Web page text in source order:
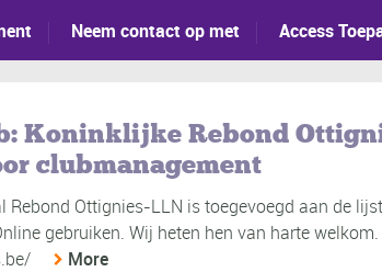
Neem contact op met Access
Koninklijke Rebond
clubmanagement
Rebond Ottignies-LLN is toegevoegd aan de
gebruiken. Wij heten hen van harte
More